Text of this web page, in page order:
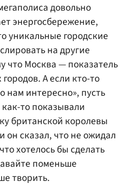
довольно
энергосбережение,
уникальные городские
на другие
что Москва — показатель
А если кто-то
нам интересно», пусть
то показывали
британской королевы
он сказал, что не ожидал
хотелось бы сделать
поменьше
творить.